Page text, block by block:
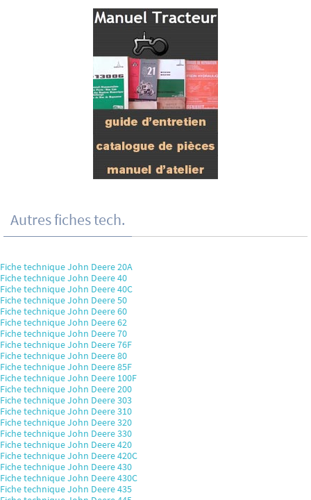
Autres fiches tech.
Fiche technique John Deere 20A
Fiche technique John Deere 40
Fiche technique John Deere 40C
Fiche technique John Deere 50
Fiche technique John Deere 60
Fiche technique John Deere 62
Fiche technique John Deere 70
Fiche technique John Deere 76F
Fiche technique John Deere 80
Fiche technique John Deere 85F
Fiche technique John Deere 100F
Fiche technique John Deere 200
Fiche technique John Deere 303
Fiche technique John Deere 310
Fiche technique John Deere 320
Fiche technique John Deere 330
Fiche technique John Deere 420
Fiche technique John Deere 420C
Fiche technique John Deere 430
Fiche technique John Deere 430C
Fiche technique John Deere 435